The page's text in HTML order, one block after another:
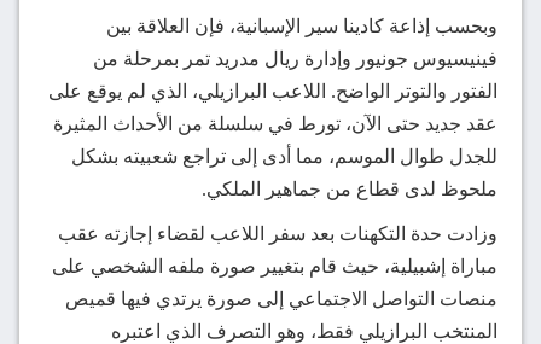
وبحسب إذاعة كادينا سير الإسبانية، فإن العلاقة بين
فينيسيوس جونيور وإدارة ريال مدريد تمر بمرحلة من
الفتور والتوتر الواضح. اللاعب البرازيلي، الذي لم يوقع على
عقد جديد حتى الآن، تورط في سلسلة من الأحداث المثيرة
للجدل طوال الموسم، مما أدى إلى تراجع شعبيته بشكل
ملحوظ لدى قطاع من جماهير الملكي.
وزادت حدة التكهنات بعد سفر اللاعب لقضاء إجازته عقب
مباراة إشبيلية، حيث قام بتغيير صورة ملفه الشخصي على
منصات التواصل الاجتماعي إلى صورة يرتدي فيها قميص
المنتخب البرازيلي فقط، وهو التصرف الذي اعتبره